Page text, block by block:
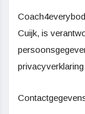
Cuijk, is
privacyverklaring.